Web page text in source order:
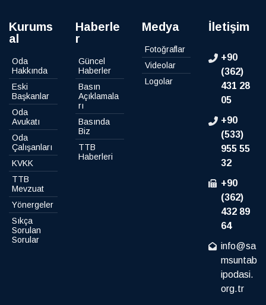
Kurums
al
Oda
Hakkında
Eski
Başkanlar
Oda
Avukatı
Oda
Çalışanları
KVKK
TTB
Mevzuat
Yönergeler
Sıkça
Sorulan
Sorular
Haberle
r
Güncel
Haberler
Basın
Açıklamala
rı
Basında
Biz
TTB
Haberleri
Medya
Fotoğraflar
Videolar
Logolar
İletişim
+90
(362)
431 28
05
+90
(533)
955 55
32
+90
(362)
432 89
64
info@sa
msuntab
ipodasi.
org.tr